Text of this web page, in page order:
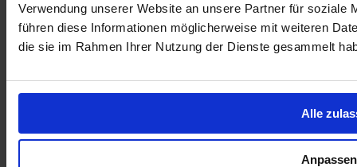
Verwendung unserer Website an unsere Partner für soziale
führen diese Informationen möglicherweise mit weiteren
die sie im Rahmen Ihrer Nutzung der Dienste gesammelt
Alle
Anpassen
Brust
Körper
Mommy Makeover
Smoothface